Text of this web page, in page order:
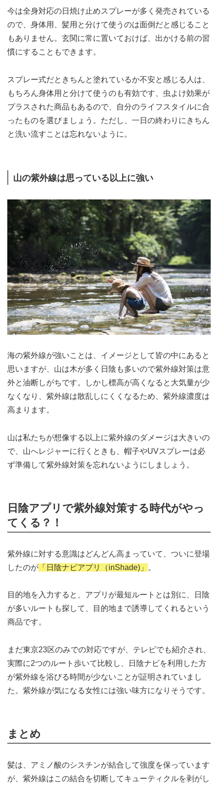
今は全身対応の日焼け止めスプレーが多く発売されている
ので、身体用、髪用と分けて使うのは面倒だと感じること
もありません。玄関に常に置いておけば、出かける前の習
慣にすることもできます。
スプレー式だときちんと塗れているか不安と感じる人は、
もちろん身体用と分けて使うのも有効です、虫よけ効果が
プラスされた商品もあるので、自分のライフスタイルに合
ったものを選びましょう。ただし、一日の終わりにきちん
と洗い流すことは忘れないように。
山の紫外線は思っている以上に強い
海の紫外線が強いことは、イメージとして皆の中にあると
思いますが、山は木が多く日陰も多いので紫外線対策は意
外と油断しがちです。しかし標高が高くなると大気量が少
なくなり、紫外線は散乱しにくくなるため、紫外線濃度は
高まります。
山は私たちが想像する以上に紫外線のダメージは大きいの
で、山へレジャーに行くときも、帽子やUVスプレーは必
ず準備して紫外線対策を忘れないようにしましょう。
日陰アプリで紫外線対策する時代がやっ
てくる？！
紫外線に対する意識はどんどん高まっていて、ついに登場
したのが 「日陰ナビアプリ（inShade)」 。
目的地を入力すると、アプリが最短ルートとは別に、日陰
が多いルートも探して、目的地まで誘導してくれるという
商品です。
まだ東京23区のみでの対応ですが、テレビでも紹介され、
実際に2つのルート歩いて比較し、日陰ナビを利用した方
が紫外線を浴びる時間が少ないことが証明されていまし
た。紫外線が気になる女性には強い味方になりそうです。
まとめ
髪は、アミノ酸のシスチンが結合して強度を保っています
が、紫外線はこの結合を切断してキューティクルを剥がし